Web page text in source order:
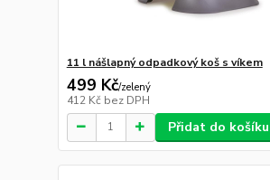
11 l nášlapný odpadkový koš s víkem
499 Kč/zelený
412 Kč bez DPH
Přidat do košíku